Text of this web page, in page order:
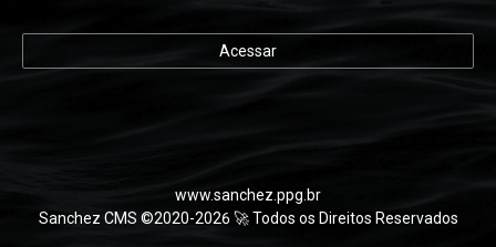
Acessar
www.sanchez.ppg.br
Sanchez CMS ©2020-2026 🚀 Todos os Direitos Reservados